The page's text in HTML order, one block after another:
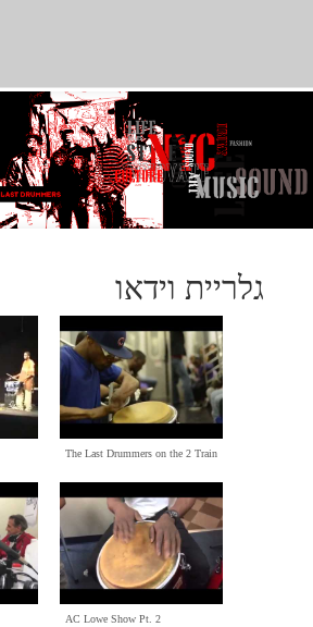
גלריית וידאו
The Last Drummers on the2 Train
AC Lowe Show Pt. 2